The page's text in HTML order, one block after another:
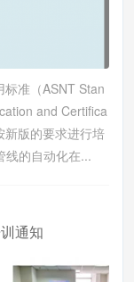
准（ASNT Stan
and Certifica
版的要求进行培
线的自动化在...
通知